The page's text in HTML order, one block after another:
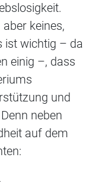
keines,
ist wichtig – da
einig –, dass
und
neben
auf dem